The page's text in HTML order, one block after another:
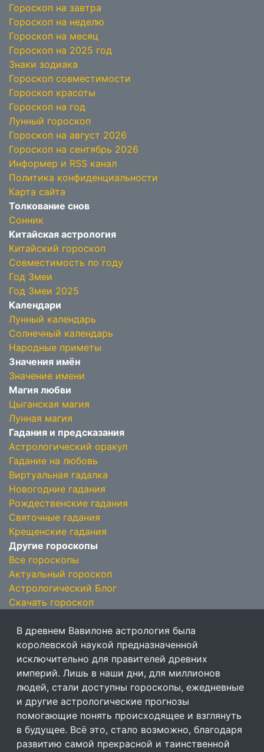
Гороскоп на завтра
Гороскоп на неделю
Гороскоп на месяц
Гороскоп на 2025 год
Знаки зодиака
Гороскоп совместимости
Гороскоп красоты
Гороскоп на год
Лунный гороскоп
Гороскоп на август 2026
Гороскоп на сентябрь 2026
Информер и RSS канал
Политика конфиденциальности
Карта сайта
Толкование снов
Сонник
Китайская астрология
Китайский гороскоп
Совместимость по году
Год Змеи
Год Змеи 2025
Календари
Лунный календарь
Солнечный календарь
Народные приметы
Значения имён
Значение имени
Магия любви
Цыганская магия
Лунная магия
Гадания и предсказания
Астрологический оракул
Гадание на любовь
Виртуальная гадалка
Новогодние гадания
Рождественские гадания
Святочные гадания
Крещенские гадания
Другие гороскопы
Все гороскопы
Актуальный гороскоп
Астрологический Блог
Скачать гороскоп
В древнем Вавилоне астрология была
королевской наукой предназначенной
исключительно для правителей древних
империй. Лишь в наши дни, для миллионов
людей, стали доступны гороскопы, ежедневные
и другие астрологические прогнозы
помогающие понять происходящее и взглянуть
в будущее. Всё это, стало возможно, благодаря
развитию самой прекрасной и таинственной